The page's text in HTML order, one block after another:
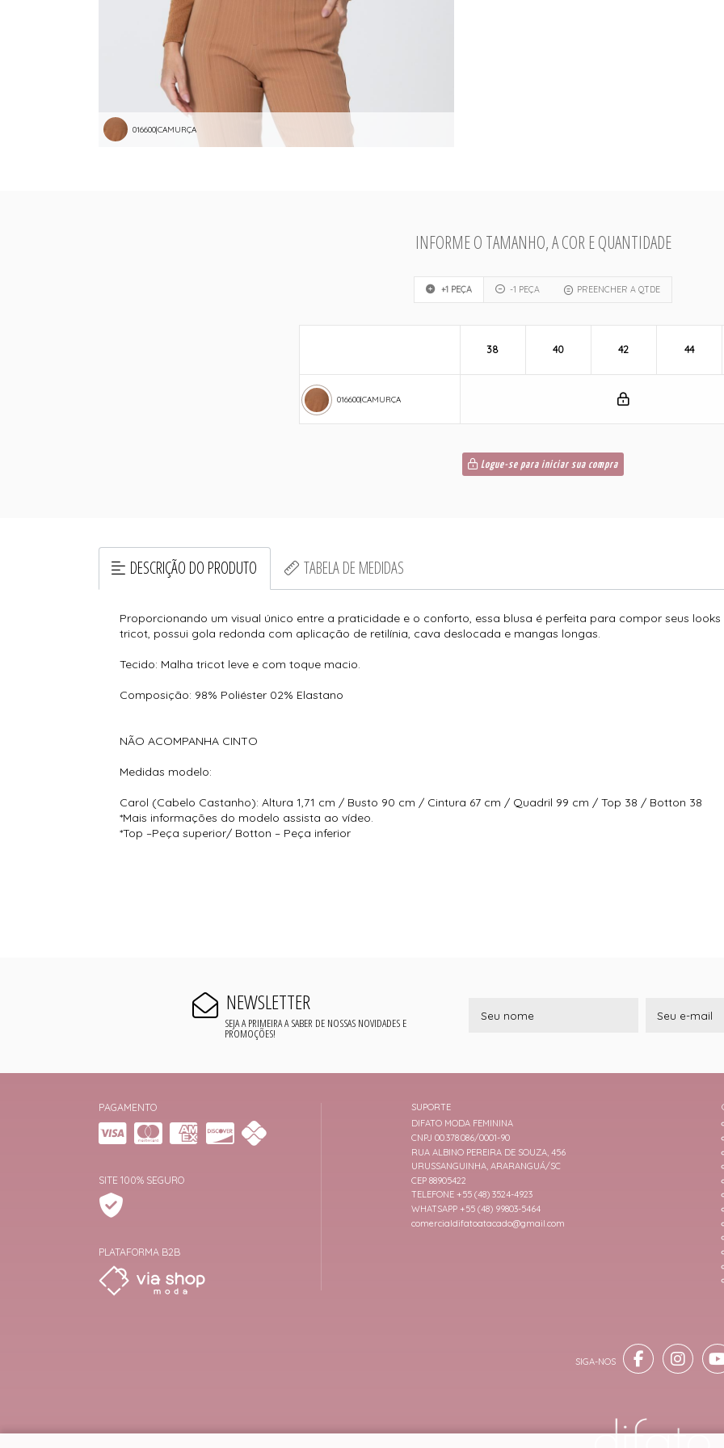
016600|CAMURÇA
INFORME O TAMANHO, A COR E QUANTIDADE
+1 PEÇA -1 PEÇA PREENCHER A QTDE
016600|CAMURÇA
38 40 42 44
Logue-se para iniciar sua compra
DESCRIÇÃO DO PRODUTO TABELA DE MEDIDAS
Proporcionando um visual único entre a praticidade e o conforto, essa blusa é perfeita para compor seus
tricot, possui gola redonda com aplicação de retilínia, cava deslocada e mangas longas.
Tecido: Malha tricot leve e com toque macio.
Composição: 98% Poliéster 02% Elastano
NÃO ACOMPANHA CINTO
Medidas modelo:
Carol (Cabelo Castanho): Altura 1,71 cm / Busto 90 cm / Cintura 67 cm / Quadril 99 cm / Top 38 / Botton 38
*Mais informações do modelo assista ao vídeo.
*Top –Peça superior/ Botton – Peça inferior
NEWSLETTER
SEJA A PRIMEIRA A SABER DE NOSSAS NOVIDADES E
PROMOÇÕES!
PAGAMENTO
SITE 100% SEGURO
PLATAFORMA B2B
SUPORTE
DIFATO MODA FEMININA
CNPJ 00.378.086/0001-90
RUA ALBINO PEREIRA DE SOUZA, 456
URUSSANGUINHA, ARARANGUÁ/SC
CEP 88905422
TELEFONE +55 (48) 3524-4923
WHATSAPP +55 (48) 99803-5464
comercialdifatoatacado@gmail.com